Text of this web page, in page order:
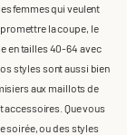
femmes qui veulent
la coupe, le
en tailles 40-64 avec
styles sont aussi bien
aux maillots de
accessoires. Que vous
soirée, ou des styles